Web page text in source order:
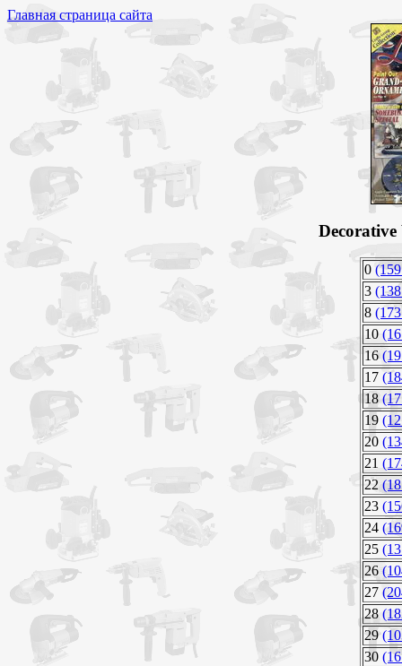
Главная страница сайта
0
3
8
10
16
17
18
19
20
21
22
23
24
25
26
27
28
29
30